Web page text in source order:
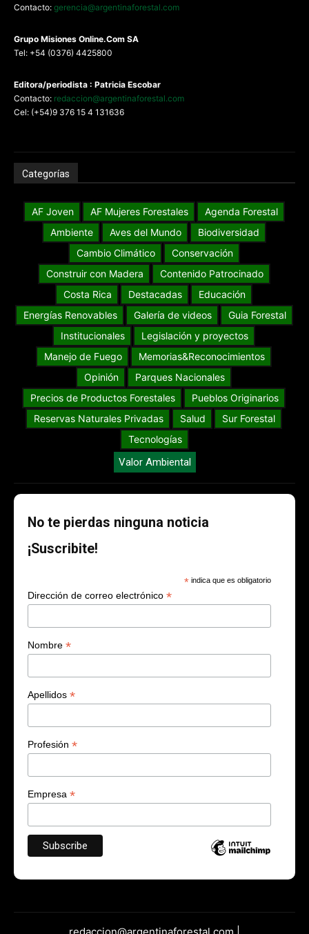
Contacto: gerencia@argentinaforestal.com
Grupo Misiones Online.Com SA
Tel: +54 (0376) 4425800
Editora/periodista : Patricia Escobar
Contacto: redaccion@argentinaforestal.com
Cel: (+54)9 376 15 4 131636
Categorías
AF Joven AF Mujeres Forestales
Agenda Forestal
Ambiente
Aves del Mundo
Biodiversidad
Cambio Climático
Conservación
Construir con Madera
Contenido Patrocinado
Costa Rica
Destacadas
Educación
Energías Renovables
Galería de videos
Guia Forestal
Institucionales
Legislación y proyectos
Manejo de Fuego
Memorias&Reconocimientos
Opinión
Parques Nacionales
Precios de Productos Forestales
Pueblos Originarios
Reservas Naturales Privadas
Salud
Sur Forestal
Tecnologías
Valor Ambiental
No te pierdas ninguna noticia
¡Suscribite!
* indica que es obligatorio
Dirección de correo electrónico *
Nombre *
Apellidos *
Profesión *
Empresa *